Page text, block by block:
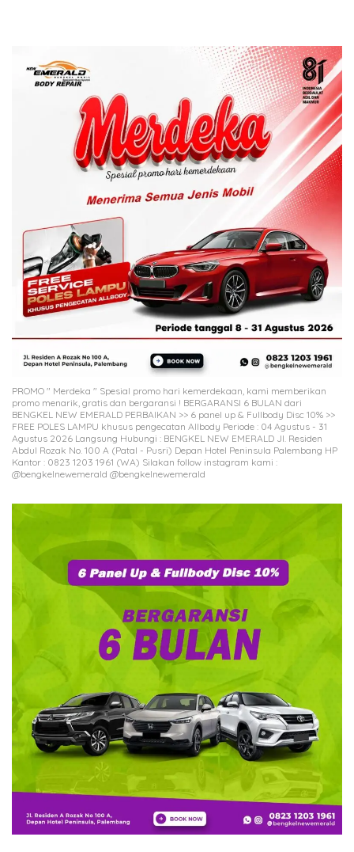
PROMO " Merdeka " Spesial promo hari kemerdekaan, kami memberikan
promo menarik, gratis dan bergaransi ! BERGARANSI 6 BULAN dari
BENGKEL NEW EMERALD PERBAIKAN >> 6 panel up & Fullbody Disc 10% >>
FREE POLES LAMPU khusus pengecatan Allbody Periode : 04 Agustus - 31
Agustus 2026 Langsung Hubungi : BENGKEL NEW EMERALD Jl. Residen
Abdul Rozak No. 100 A (Patal - Pusri) Depan Hotel Peninsula Palembang HP
Kantor : 0823 1203 1961 (WA) Silakan follow instagram kami :
@bengkelnewemerald @bengkelnewemerald